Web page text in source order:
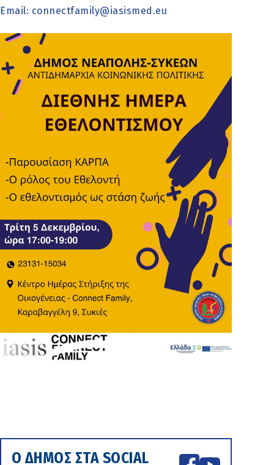
Email: connectfamily@iasismed.eu
Ο ΔΗΜΟΣ ΣΤΑ SOCIAL